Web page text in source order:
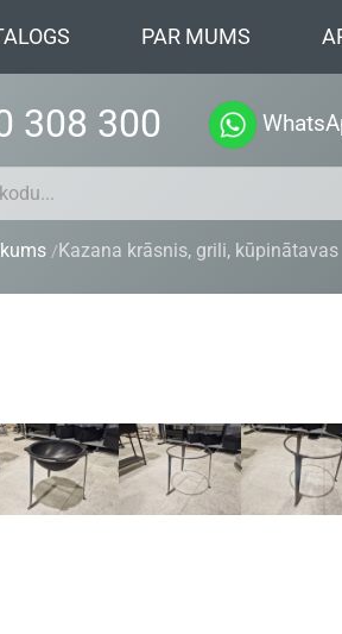
PAR MUMS
308 300
Kazana krāsnis, grili, kūpinātavas